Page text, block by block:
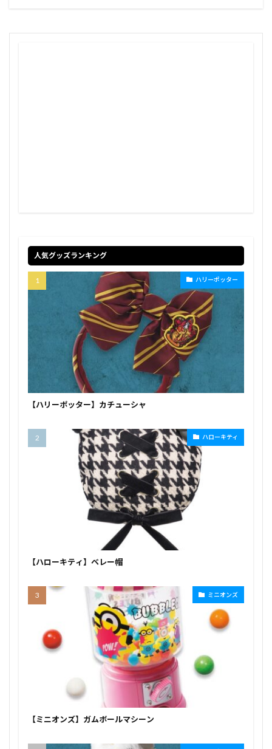
人気グッズランキング
ハリーポッター
【ハリーポッター】カチューシャ
ハローキティ
【ハローキティ】ベレー帽
ミニオンズ
【ミニオンズ】ガムボールマシーン